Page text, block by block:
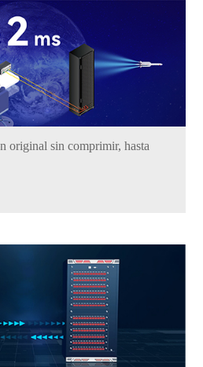
original sin comprimir, hasta